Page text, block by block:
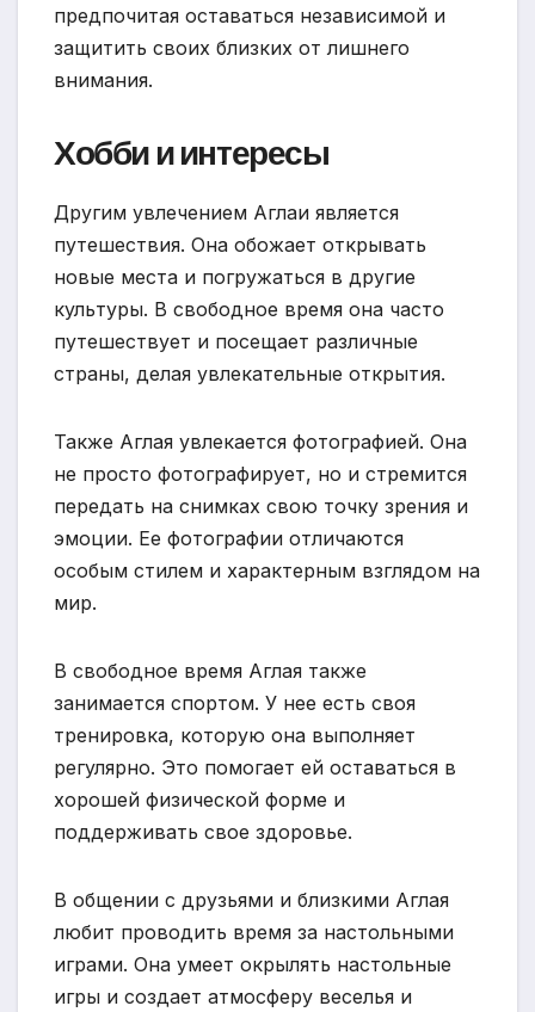
предпочитая оставаться независимой и
защитить своих близких от лишнего
внимания.
Хобби и интересы
Другим увлечением Аглаи является
путешествия. Она обожает открывать
новые места и погружаться в другие
культуры. В свободное время она часто
путешествует и посещает различные
страны, делая увлекательные открытия.
Также Аглая увлекается фотографией. Она
не просто фотографирует, но и стремится
передать на снимках свою точку зрения и
эмоции. Ее фотографии отличаются
особым стилем и характерным взглядом на
мир.
В свободное время Аглая также
занимается спортом. У нее есть своя
тренировка, которую она выполняет
регулярно. Это помогает ей оставаться в
хорошей физической форме и
поддерживать свое здоровье.
В общении с друзьями и близкими Аглая
любит проводить время за настольными
играми. Она умеет окрылять настольные
игры и создает атмосферу веселья и